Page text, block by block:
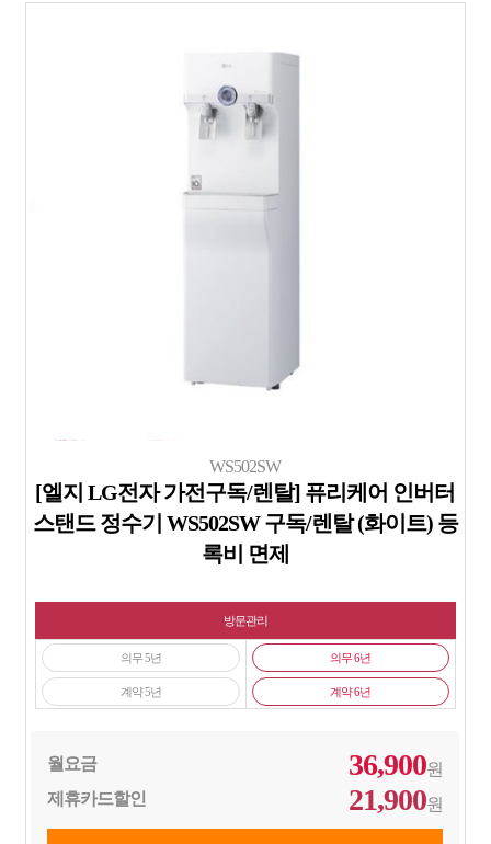
WS502SW
[엘지 LG전자 가전구독/렌탈] 퓨리케어 인버터
스탠드 정수기 WS502SW 구독/렌탈 (화이트) 등
록비 면제
방문관리
의무 5년
계약 5년
의무 6년
계약 6년
월요금 36,900원
제휴카드할인
21,900원